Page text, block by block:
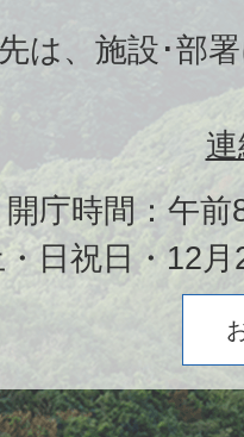
は、施設･部
開庁時間：午前
・日祝日・12